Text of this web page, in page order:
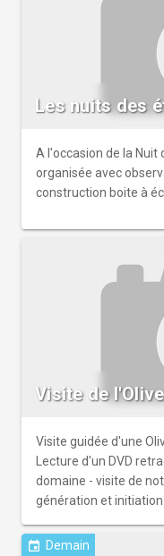
Les nuits des
A l'occasion de la Nuit
organisée avec
construction boite à
Visite de
Visite guidée d'une
Lecture d'un DVD
domaine - visite de
génération et
event Demain